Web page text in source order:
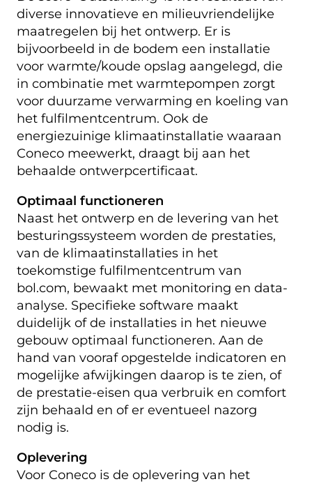
diverse innovatieve en milieuvriendelijke
maatregelen bij het ontwerp. Er is
bijvoorbeeld in de bodem een installatie
voor warmte/koude opslag aangelegd, die
in combinatie met warmtepompen zorgt
voor duurzame verwarming en koeling van
het fulfilmentcentrum. Ook de
energiezuinige klimaatinstallatie waaraan
Coneco meewerkt, draagt bij aan het
behaalde ontwerpcertificaat.
Optimaal functioneren
Naast het ontwerp en de levering van het
besturingssysteem worden de prestaties,
van de klimaatinstallaties in het
toekomstige fulfilmentcentrum van
bol.com, bewaakt met monitoring en data-
analyse. Specifieke software maakt
duidelijk of de installaties in het nieuwe
gebouw optimaal functioneren. Aan de
hand van vooraf opgestelde indicatoren en
mogelijke afwijkingen daarop is te zien, of
de prestatie-eisen qua verbruik en comfort
zijn behaald en of er eventueel nazorg
nodig is.
Oplevering
Voor Coneco is de oplevering van het